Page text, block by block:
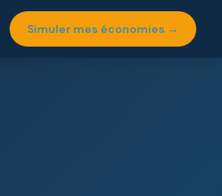
Simuler mes économies →